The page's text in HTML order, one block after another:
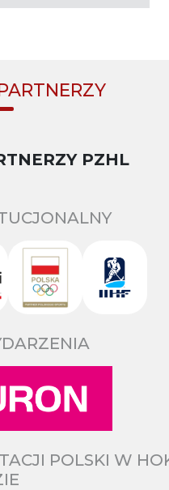
PZHL
POLSKI W